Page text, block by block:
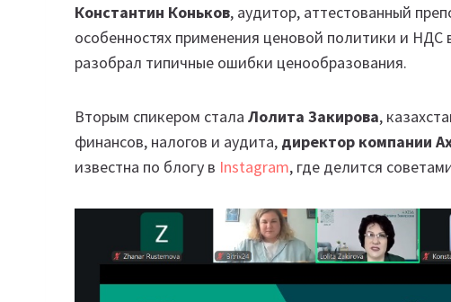
Константин Коньков, аудитор, аттестованный
особенностях применения ценовой политики и НДС
разобрал типичные ошибки ценообразования.
Вторым спикером стала Лолита Закирова,
финансов, налогов и аудита, директор компании
известна по блогу в Instagram, где делится